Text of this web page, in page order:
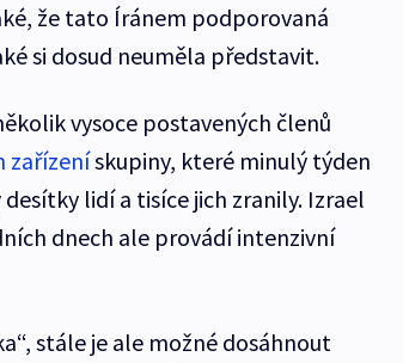
že tato Íránem podporovaná
si dosud neuměla představit.
vysoce postavených členů
zařízenískupiny, které minulý týden
lidí a tisíce jich zranily. Izrael
dnech ale provádí intenzivní
stále je ale možné dosáhnout